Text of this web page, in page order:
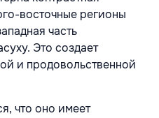
восточные регионы
часть
Это создает
и продовольственной
что оно имеет